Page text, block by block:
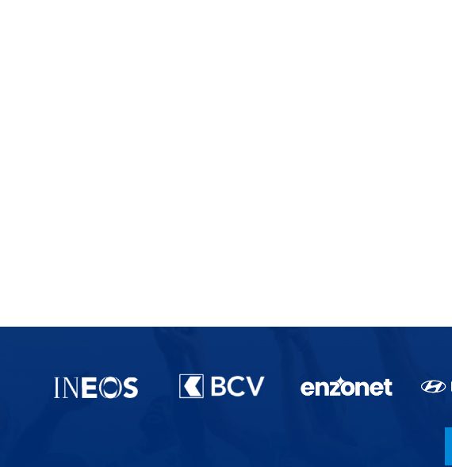
Partenaires du lausanne-Sport